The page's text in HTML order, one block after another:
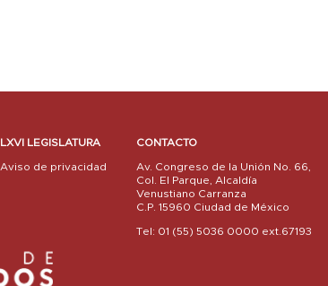
LXVI LEGISLATURA
Aviso de privacidad
CONTACTO
Av. Congreso de la Unión No. 66,
Col. El Parque, Alcaldía
Venustiano Carranza
C.P. 15960 Ciudad de México
Tel: 01 (55) 5036 0000 ext.67193